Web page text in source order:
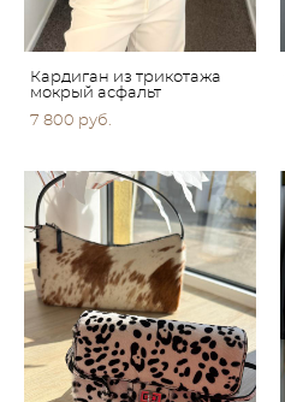
Кардиган из трикотажа
мокрый асфальт
7 800 pуб.